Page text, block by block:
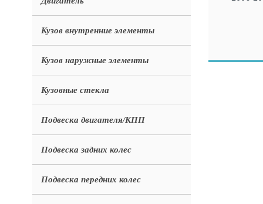
Кузов внутренние элементы
Кузов наружные элементы
Кузовные стекла
Подвеска двигателя/КПП
Подвеска задних колес
Подвеска передних колес